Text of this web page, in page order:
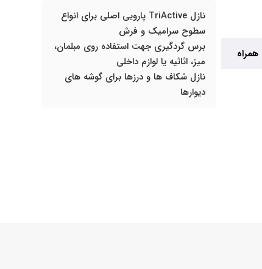
همراه
نازل TriActive پارویی اصلی برای انواع
سطوح سرامیک و فرش
برس گردگیری جهت استفاده روی مبلمان،
میز، اثاثیه یا لوازم داخلی
نازل شکاف ها و درزها برای گوشه های
دیوارها